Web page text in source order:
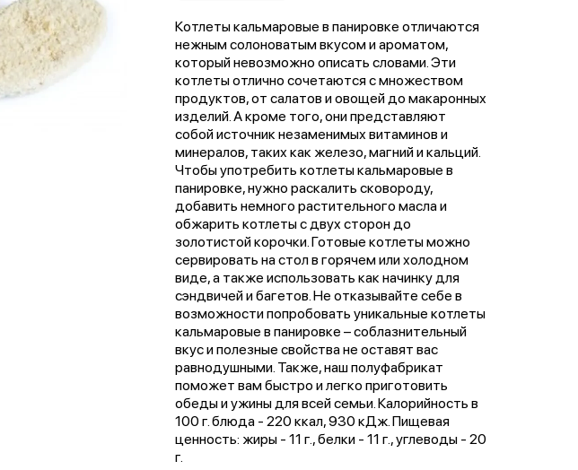
Котлеты кальмаровые в панировке отличаются
нежным солоноватым вкусом и ароматом,
который невозможно описать словами. Эти
котлеты отлично сочетаются с множеством
продуктов, от салатов и овощей до макаронных
изделий. А кроме того, они представляют
собой источник незаменимых витаминов и
минералов, таких как железо, магний и кальций.
Чтобы употребить котлеты кальмаровые в
панировке, нужно раскалить сковороду,
добавить немного растительного масла и
обжарить котлеты с двух сторон до
золотистой корочки. Готовые котлеты можно
сервировать на стол в горячем или холодном
виде, а также использовать как начинку для
сэндвичей и багетов. Не отказывайте себе в
возможности попробовать уникальные котлеты
кальмаровые в панировке – соблазнительный
вкус и полезные свойства не оставят вас
равнодушными. Также, наш полуфабрикат
поможет вам быстро и легко приготовить
обеды и ужины для всей семьи. Калорийность в
100 г. блюда - 220 ккал, 930 кДж. Пищевая
ценность: жиры - 11 г., белки - 11 г., углеводы - 20
г.